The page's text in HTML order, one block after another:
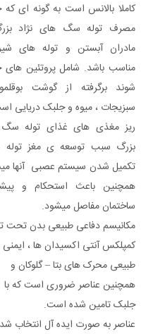
کاملا بالانس است به گونه ای
مصرف توله سگ های نژاد
مادران آبستن و توله های
مناسب باشد. شامل پروتئین
شوند برگرفته از گوشت
سبزیجات ، میوه و جلبک دریایی
ریز مغذی های غذای توله سگ
بزرگ سبب توسعه ی مغز توله
تکمیل شدن سیستم عصبی آنها
همچنین باعث استحکام و
ساختمان مفاصل میشود.
مکانیسم دفاعی طبیعی بدن تحت
کمپلکس آنتی اکسیدان ها ، ایمنی
طبیعی محرک های بتا – گلوکان و
همچنین عناصر ضروری است که با
جلبک تامین شده است.
عناصر به صورت ایده آل انتخاب